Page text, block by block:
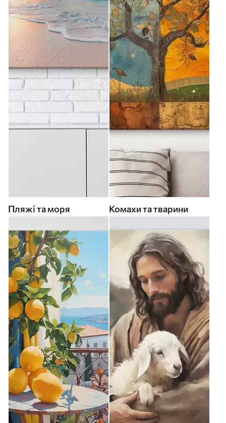
Пляжі та моря Комахи та тварини